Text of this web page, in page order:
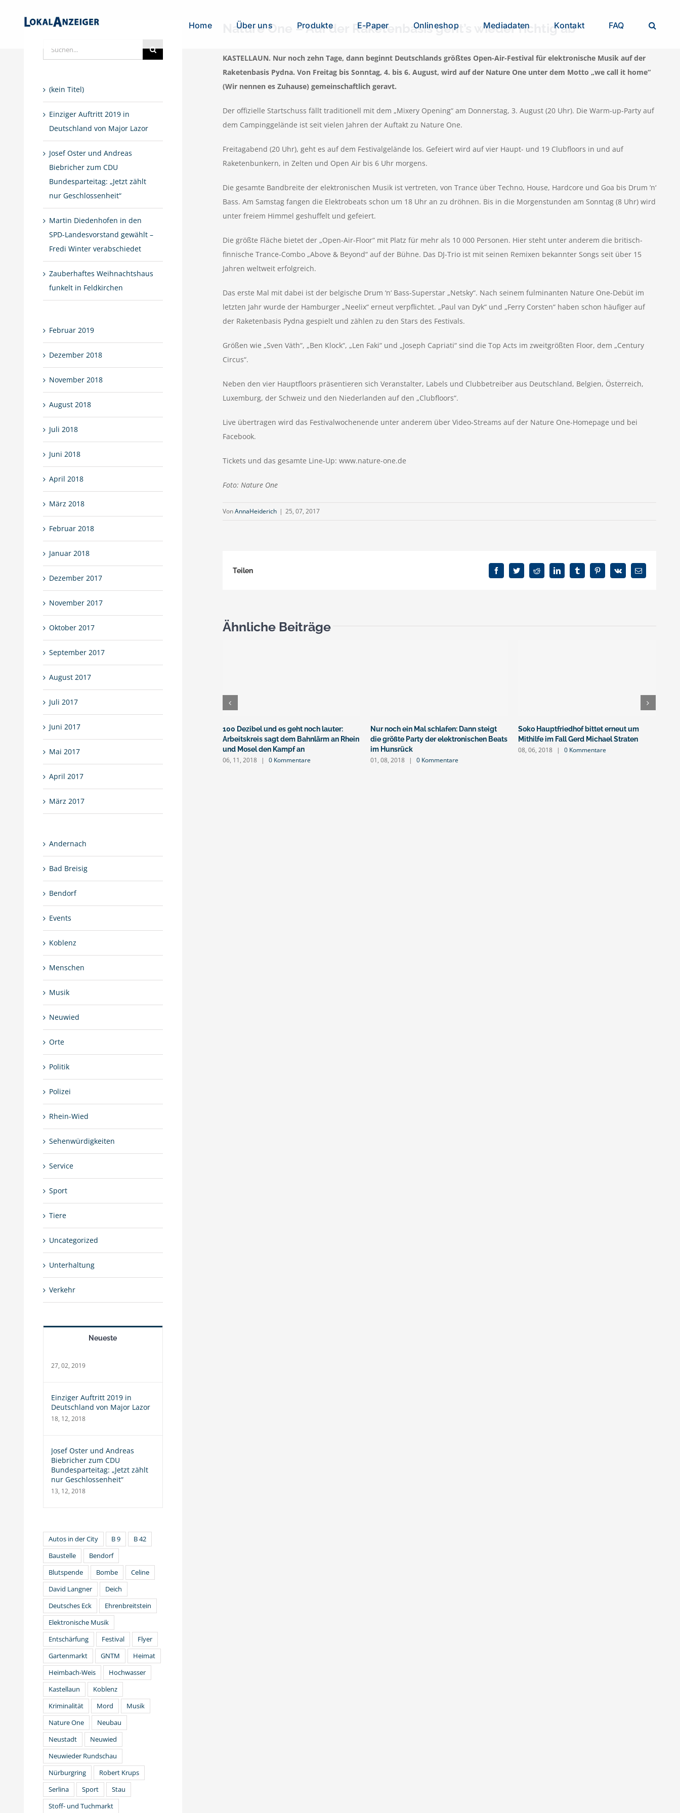
Home Über uns Produkte E-Paper Onlineshop Mediadaten Kontakt FAQ
Nature One – Auf der Raketenbasis geht’s wieder richtig ab
KASTELLAUN. Nur noch zehn Tage, dann beginnt Deutschlands größtes Open-Air-Festival für elektronische Musik auf der
Raketenbasis Pydna. Von Freitag bis Sonntag, 4. bis 6. August, wird auf der Nature One unter dem Motto „we call it home“
(Wir nennen es Zuhause) gemeinschaftlich geravt.
Der offizielle Startschuss fällt traditionell mit dem „Mixery Opening“ am Donnerstag, 3. August (20 Uhr). Die Warm-up-Party auf
dem Campinggelände ist seit vielen Jahren der Auftakt zu Nature One.
Freitagabend (20 Uhr), geht es auf dem Festivalgelände los. Gefeiert wird auf vier Haupt- und 19 Clubfloors in und auf
Raketenbunkern, in Zelten und Open Air bis 6 Uhr morgens.
Die gesamte Bandbreite der elektronischen Musik ist vertreten, von Trance über Techno, House, Hardcore und Goa bis Drum ’n‘
Bass. Am Samstag fangen die Elektrobeats schon um 18 Uhr an zu dröhnen. Bis in die Morgenstunden am Sonntag (8 Uhr) wird
unter freiem Himmel geshuffelt und gefeiert.
Die größte Fläche bietet der „Open-Air-Floor“ mit Platz für mehr als 10 000 Personen. Hier steht unter anderem die britisch-
finnische Trance-Combo „Above & Beyond“ auf der Bühne. Das DJ-Trio ist mit seinen Remixen bekannter Songs seit über 15
Jahren weltweit erfolgreich.
Das erste Mal mit dabei ist der belgische Drum ‘n‘ Bass-Superstar „Netsky“. Nach seinem fulminanten Nature One-Debüt im
letzten Jahr wurde der Hamburger „Neelix“ erneut verpflichtet. „Paul van Dyk“ und „Ferry Corsten“ haben schon häufiger auf
der Raketenbasis Pydna gespielt und zählen zu den Stars des Festivals.
Größen wie „Sven Väth“, „Ben Klock“, „Len Faki“ und „Joseph Capriati“ sind die Top Acts im zweitgrößten Floor, dem „Century
Circus“.
Neben den vier Hauptfloors präsentieren sich Veranstalter, Labels und Clubbetreiber aus Deutschland, Belgien, Österreich,
Luxemburg, der Schweiz und den Niederlanden auf den „Clubfloors“.
Live übertragen wird das Festivalwochenende unter anderem über Video-Streams auf der Nature One-Homepage und bei
Facebook.
Tickets und das gesamte Line-Up: www.nature-one.de
Foto: Nature One
VonAnnaHeiderich | 25, 07, 2017
Teilen FacebookTwitterReddit LinkedInTumblrPinterest
Vk
E-
Mail
Ähnliche Beiträge
100 Dezibel und es geht noch lauter:
Arbeitskreis sagt dem Bahnlärm an Rhein
und Mosel den Kampf an
06, 11, 2018 | 0 Kommentare
Nur noch ein Mal schlafen: Dann steigt
die größte Party der elektronischen Beats
im Hunsrück
01, 08, 2018 | 0 Kommentare
Soko Hauptfriedhof bittet erneut um
Mithilfe im Fall Gerd Michael Straten
08, 06, 2018 | 0 Kommentare
nach:
(kein Titel)
Einziger Auftritt 2019 in
Deutschland von Major Lazor
Josef Oster und Andreas
Biebricher zum CDU
Bundesparteitag: „Jetzt zählt
nur Geschlossenheit“
Martin Diedenhofen in den
SPD-Landesvorstand gewählt –
Fredi Winter verabschiedet
Zauberhaftes Weihnachtshaus
funkelt in Feldkirchen
Februar 2019
Dezember 2018
November 2018
August 2018
Juli 2018
Juni 2018
April 2018
März 2018
Februar 2018
Januar 2018
Dezember 2017
November 2017
Oktober 2017
September 2017
August 2017
Juli 2017
Juni 2017
Mai 2017
April 2017
März 2017
Andernach
Bad Breisig
Bendorf
Events
Koblenz
Menschen
Musik
Neuwied
Orte
Politik
Polizei
Rhein-Wied
Sehenwürdigkeiten
Service
Sport
Tiere
Uncategorized
Unterhaltung
Verkehr
Neueste
27, 02, 2019
Einziger Auftritt 2019 in
Deutschland von Major Lazor
18, 12, 2018
Josef Oster und Andreas
Biebricher zum CDU
Bundesparteitag: „Jetzt zählt
nur Geschlossenheit“
13, 12, 2018
Autos in der City B 9
B 42
Baustelle
Bendorf
Blutspende
Bombe
Celine
David Langner
Deich
Deutsches Eck
Ehrenbreitstein
Elektronische Musik
Entschärfung
Festival
Flyer
Gartenmarkt
GNTM
Heimat
Heimbach-Weis
Hochwasser
Kastellaun
Koblenz
Kriminalität
Mord
Musik
Nature One
Neubau
Neustadt
Neuwied
Neuwieder Rundschau
Nürburgring
Robert Krups
Serlina
Sport
Stau
Stoff- und Tuchmarkt